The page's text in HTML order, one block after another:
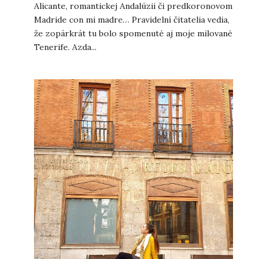
Alicante, romantickej Andalúzii či predkoronovom
Madride con mi madre… Pravidelní čitatelia vedia,
že zopárkrát tu bolo spomenuté aj moje milované
Tenerife. Azda...